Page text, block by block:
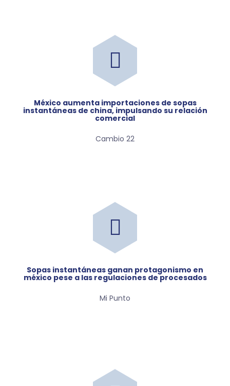
méxico aumenta importaciones de sopas
instantáneas de china, impulsando su relación
comercial
Cambio 22
sopas instantáneas ganan protagonismo en
méxico pese a las regulaciones de procesados
Mi Punto